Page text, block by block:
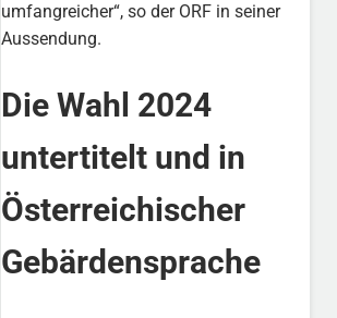
umfangreicher“, so der ORF in seiner
Aussendung.
Die Wahl 2024
untertitelt und in
Österreichischer
Gebärdensprache